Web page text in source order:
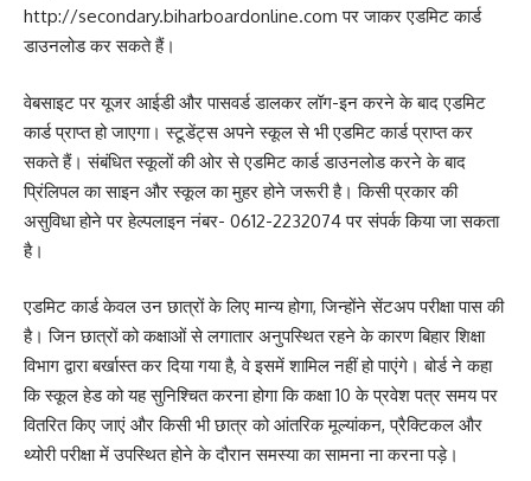
http://secondary.biharboardonline.com पर जाकर एडमिट कार्ड
डाउनलोड कर सकते हैं।
वेबसाइट पर यूजर आईडी और पासवर्ड डालकर लॉग-इन करने के बाद एडमिट
कार्ड प्राप्त हो जाएगा। स्टूडेंट्स अपने स्कूल से भी एडमिट कार्ड प्राप्त कर
सकते हैं। संबंधित स्कूलों की ओर से एडमिट कार्ड डाउनलोड करने के बाद
प्रिंलिपल का साइन और स्कूल का मुहर होने जरूरी है। किसी प्रकार की
असुविधा होने पर हेल्पलाइन नंबर- 0612-2232074 पर संपर्क किया जा सकता
है।
एडमिट कार्ड केवल उन छात्रों के लिए मान्य होगा, जिन्होंने सेंटअप परीक्षा पास की
है। जिन छात्रों को कक्षाओं से लगातार अनुपस्थित रहने के कारण बिहार शिक्षा
विभाग द्वारा बर्खास्त कर दिया गया है, वे इसमें शामिल नहीं हो पाएंगे। बोर्ड ने कहा
कि स्कूल हेड को यह सुनिश्चित करना होगा कि कक्षा 10 के प्रवेश पत्र समय पर
वितरित किए जाएं और किसी भी छात्र को आंतरिक मूल्यांकन, प्रैक्टिकल और
थ्योरी परीक्षा में उपस्थित होने के दौरान समस्या का सामना ना करना पड़े।